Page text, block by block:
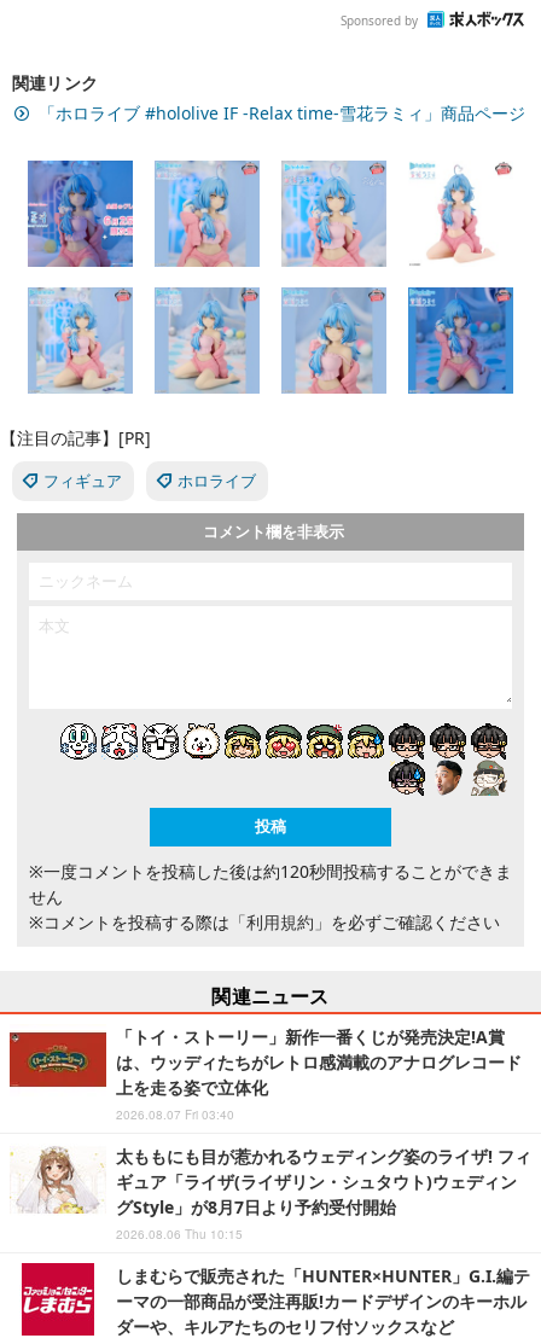
Sponsored by
関連リンク
「ホロライブ #hololive IF -Relax time-雪花ラミィ」商品ページ
【注目の記事】[PR]
フィギュア ホロライブ
コメント欄を非表示
※一度コメントを投稿した後は約120秒間投稿することができま
せん
※コメントを投稿する際は 「利用規約」 を必ずご確認ください
関連ニュース
「トイ・ストーリー」新作一番くじが発売決定!A賞
は、ウッディたちがレトロ感満載のアナログレコード
上を走る姿で立体化
2026.08.07 Fri 03:40
太ももにも目が惹かれるウェディング姿のライザ! フィ
ギュア「ライザ(ライザリン・シュタウト)ウェディン
グStyle」が8月7日より予約受付開始
2026.08.06 Thu 10:15
しまむらで販売された「HUNTER×HUNTER」G.I.編テ
ーマの一部商品が受注再販!カードデザインのキーホル
ダーや、キルアたちのセリフ付ソックスなど